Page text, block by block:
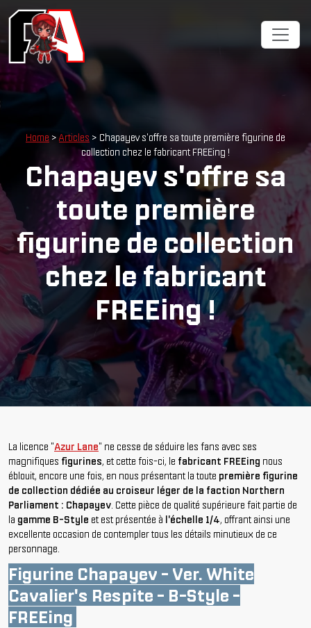
Home > Articles > Chapayev s'offre sa toute première figurine de
collection chez le fabricant FREEing !
Chapayev s'offre sa
toute première
figurine de collection
chez le fabricant
FREEing !
La licence "Azur Lane" ne cesse de séduire les fans avec ses
magnifiques figurines, et cette fois-ci, le fabricant FREEing nous
éblouit, encore une fois, en nous présentant la toute première figurine
de collection dédiée au croiseur léger de la faction Northern
Parliament : Chapayev. Cette pièce de qualité supérieure fait partie de
la gamme B-Style et est présentée à l'échelle 1/4, offrant ainsi une
excellente occasion de contempler tous les détails minutieux de ce
personnage.
Figurine Chapayev - Ver. White
Cavalier's Respite - B-Style -
FREEing